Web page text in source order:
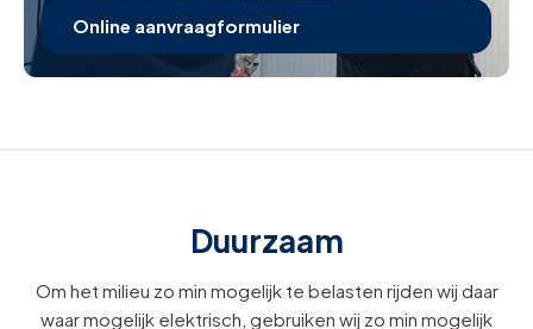
Online aanvraagformulier
Duurzaam
Om het milieu zo min mogelijk te belasten rijden wij daar
waar mogelijk elektrisch, gebruiken wij zo min mogelijk